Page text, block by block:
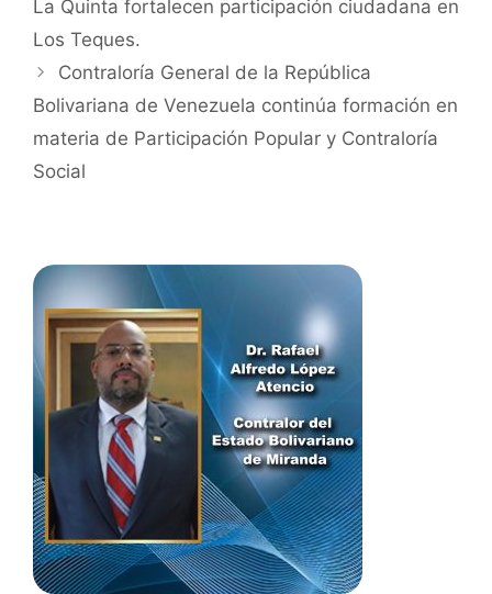
La Quinta fortalecen participación ciudadana en
Los Teques.
Contraloría General de la República
Bolivariana de Venezuela continúa formación en
materia de Participación Popular y Contraloría
Social